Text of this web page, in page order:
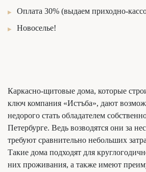
Оплата 30% (выдаем приходно-
Новоселье!
Каркасно-щитовые дома, которые
ключ компания «Истъба», дают
недорого стать обладателем
Петербурге. Ведь возводятся они за
требуют сравнительно небольших
Такие дома подходят для
них проживания, а также имеют